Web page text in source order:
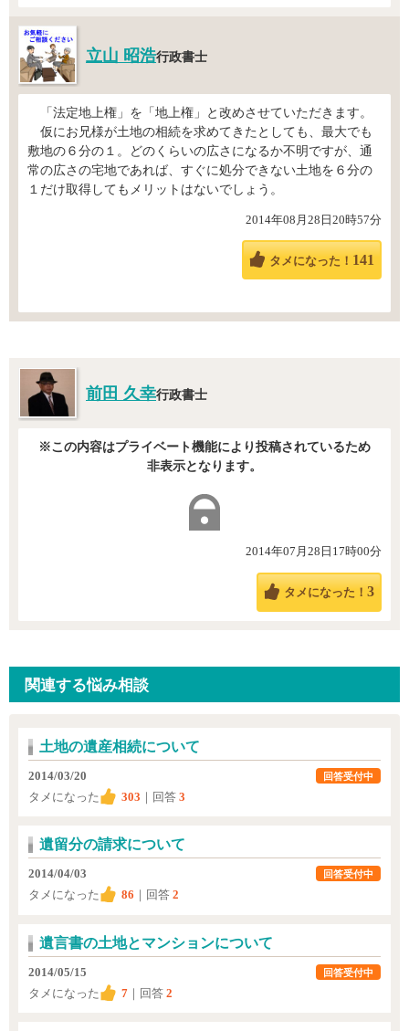
立山 昭浩行政書士
「法定地上権」を「地上権」と改めさせていただきます。
仮にお兄様が土地の相続を求めてきたとしても、最大でも
敷地の６分の１。どのくらいの広さになるか不明ですが、通
常の広さの宅地であれば、すぐに処分できない土地を６分の
１だけ取得してもメリットはないでしょう。
2014年08月28日20時57分
タメになった！ 141
前田 久幸行政書士
※この内容はプライベート機能により投稿されているため
非表示となります。
2014年07月28日17時00分
タメになった！ 3
関連する悩み相談
土地の遺産相続について
2014/03/20
タメになった
303 ｜回答 3
回答受付中
遺留分の請求について
2014/04/03
タメになった
86 ｜回答 2
回答受付中
遺言書の土地とマンションについて
2014/05/15
タメになった
7 ｜回答 2
回答受付中